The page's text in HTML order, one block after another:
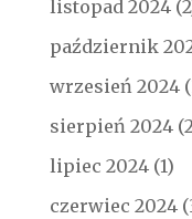
listopad 2024
październik
wrzesień 2024
sierpień 2024
lipiec 2024(1)
czerwiec 2024